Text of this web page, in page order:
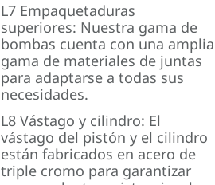
L7 Empaquetaduras
superiores: Nuestra gama de
bombas cuenta con una amplia
gama de materiales de juntas
para adaptarse a todas sus
necesidades.
L8 Vástago y cilindro: El
vástago del pistón y el cilindro
están fabricados en acero de
triple cromo para garantizar